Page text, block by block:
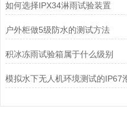
如何选择IPX34淋雨试验装置
户外柜做5级防水的测试方法
积冰冻雨试验箱属于什么级别